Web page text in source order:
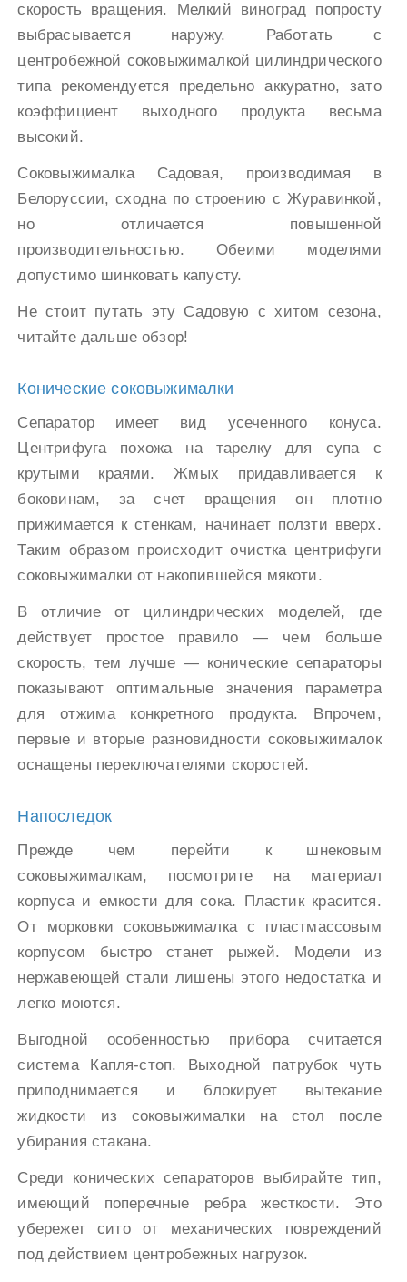
скорость вращения. Мелкий виноград попросту
выбрасывается наружу. Работать с
центробежной соковыжималкой цилиндрического
типа рекомендуется предельно аккуратно, зато
коэффициент выходного продукта весьма
высокий.
Соковыжималка Садовая, производимая в
Белоруссии, сходна по строению с Журавинкой,
но отличается повышенной
производительностью. Обеими моделями
допустимо шинковать капусту.
Не стоит путать эту Садовую с хитом сезона,
читайте дальше обзор!
Конические соковыжималки
Сепаратор имеет вид усеченного конуса.
Центрифуга похожа на тарелку для супа с
крутыми краями. Жмых придавливается к
боковинам, за счет вращения он плотно
прижимается к стенкам, начинает ползти вверх.
Таким образом происходит очистка центрифуги
соковыжималки от накопившейся мякоти.
В отличие от цилиндрических моделей, где
действует простое правило — чем больше
скорость, тем лучше — конические сепараторы
показывают оптимальные значения параметра
для отжима конкретного продукта. Впрочем,
первые и вторые разновидности соковыжималок
оснащены переключателями скоростей.
Напоследок
Прежде чем перейти к шнековым
соковыжималкам, посмотрите на материал
корпуса и емкости для сока. Пластик красится.
От морковки соковыжималка с пластмассовым
корпусом быстро станет рыжей. Модели из
нержавеющей стали лишены этого недостатка и
легко моются.
Выгодной особенностью прибора считается
система Капля-стоп. Выходной патрубок чуть
приподнимается и блокирует вытекание
жидкости из соковыжималки на стол после
убирания стакана.
Среди конических сепараторов выбирайте тип,
имеющий поперечные ребра жесткости. Это
убережет сито от механических повреждений
под действием центробежных нагрузок.